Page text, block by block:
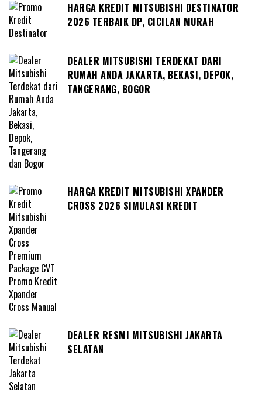
HARGA KREDIT MITSUBISHI DESTINATOR
2026 TERBAIK DP, CICILAN MURAH
DEALER MITSUBISHI TERDEKAT DARI
RUMAH ANDA JAKARTA, BEKASI, DEPOK,
TANGERANG, BOGOR
HARGA KREDIT MITSUBISHI XPANDER
CROSS 2026 SIMULASI KREDIT
DEALER RESMI MITSUBISHI JAKARTA
SELATAN